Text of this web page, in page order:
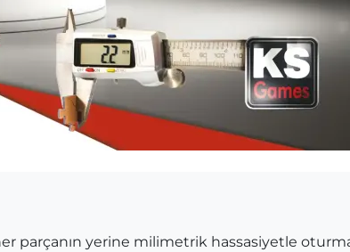
parçanın yerine milimetrik hassasiyetle